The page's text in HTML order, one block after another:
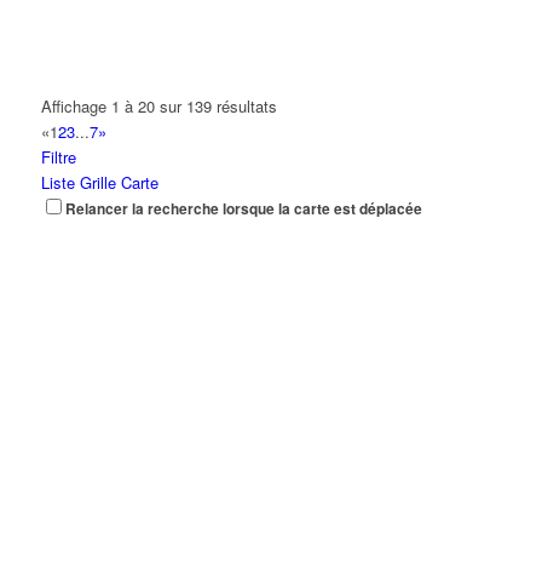
Affichage 1 à 20 sur 139 résultats
«123...7»
Filtre
Liste Grille Carte
Relancer la recherche lorsque la carte est déplacée